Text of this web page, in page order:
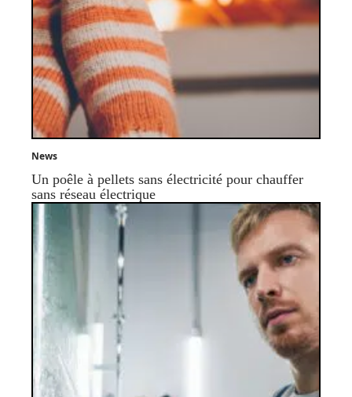
News
Un poêle à pellets sans électricité pour chauffer
sans réseau électrique